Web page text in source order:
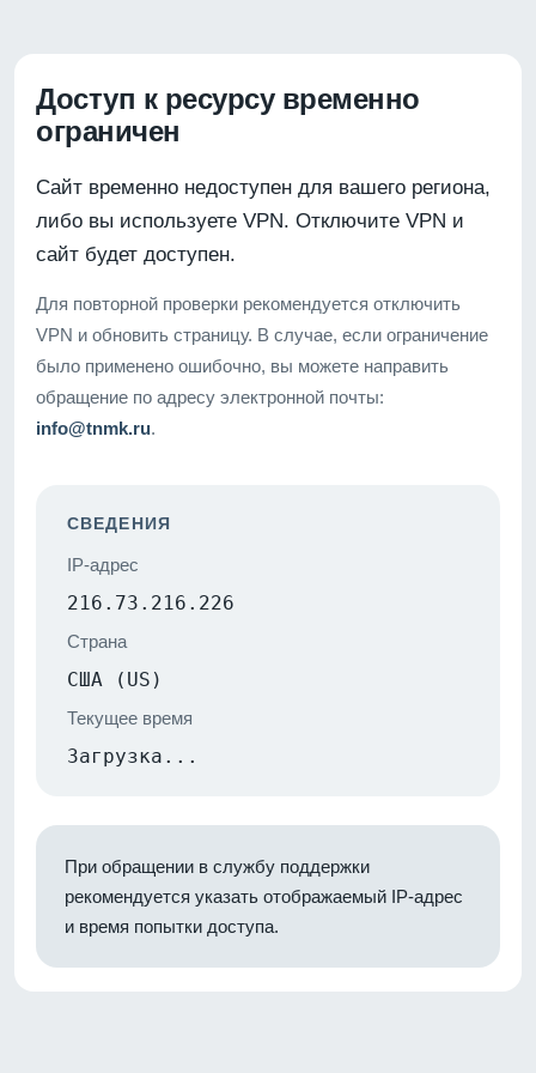
Доступ к ресурсу временно
ограничен
Сайт временно недоступен для вашего региона,
либо вы используете VPN. Отключите VPN и
сайт будет доступен.
Для повторной проверки рекомендуется отключить
VPN и обновить страницу. В случае, если ограничение
было применено ошибочно, вы можете направить
обращение по адресу электронной почты:
info@tnmk.ru.
СВЕДЕНИЯ
IP-адрес
216.73.216.226
Страна
США (US)
Текущее время
Загрузка...
При обращении в службу поддержки
рекомендуется указать отображаемый IP-адрес
и время попытки доступа.